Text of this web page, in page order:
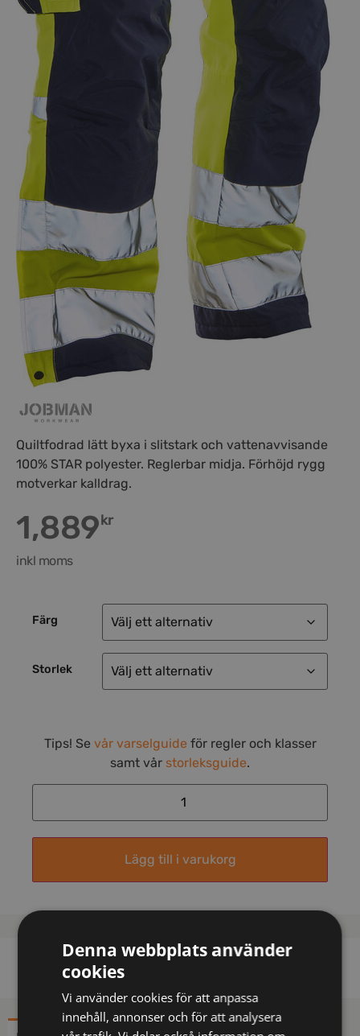
Quiltfodrad lätt byxa i slitstark och vattenavvisande
100% STAR polyester. Reglerbar midja. Förhöjd rygg
motverkar kalldrag.
1,889kr
inkl moms
Färg
Storlek
Tips! Se vår varselguide för regler och klasser
samt vår storleksguide.
Lägg till i varukorg
Denna webbplats använder
cookies
Vi använder cookies för att anpassa
innehåll, annonser och för att analysera